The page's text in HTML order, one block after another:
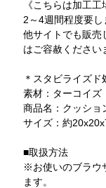
《こちらは加工
2～4週間程度要し
他サイトでも販売
はご容赦ください
＊スタビライズド
素材：ターコイズ
商品名：クッショ
サイズ：約
■取扱方法
※お使いのブラウ
ます。